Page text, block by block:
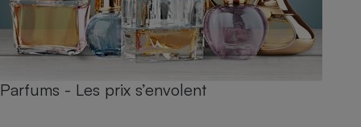
Parfums - Les prix s’envolent